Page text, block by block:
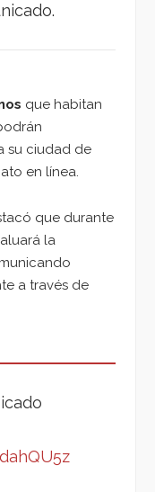
que habitan
su ciudad de
en línea.
que durante
la
a través de